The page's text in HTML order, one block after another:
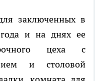
заключенных в
и на днях ее
цеха с
и столовой